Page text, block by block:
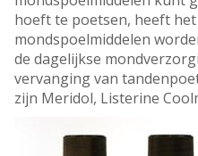
hoeft te poetsen, heeft het
mondspoelmiddelen
de dagelijkse
vervanging van
zijn Meridol, Listerine